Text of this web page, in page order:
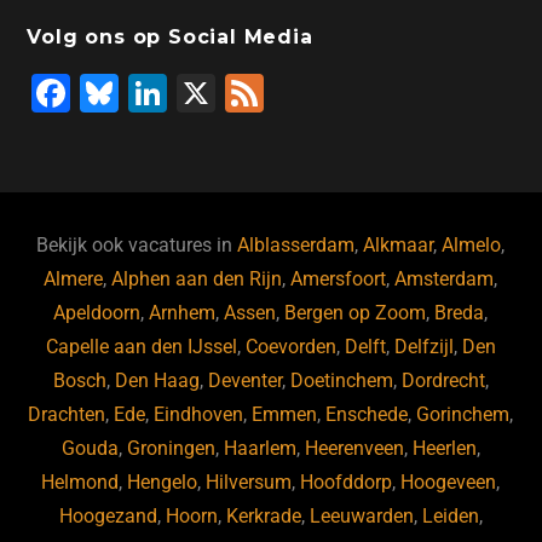
o
o
k
n
o
n
s
Volg ons op Social Media
F
b
o
o
k
Bl
ky
Li
dI
n
X
Bekijk ook vacatures inAlblasserdam,Alkmaar,Almelo,
Almere,Alphen aan den Rijn,Amersfoort,Amsterdam,
Apeldoorn,Arnhem,Assen, Bergen op Zoom, Breda,
Capelle aan den IJssel, Coevorden, Delft, Delfzijl, Den
Bosch, Den Haag, Deventer, Doetinchem, Dordrecht,
Drachten, Ede, Eindhoven, Emmen, Enschede, Gorinchem,
Gouda, Groningen, Haarlem, Heerenveen, Heerlen,
Helmond, Hengelo, Hilversum, Hoofddorp, Hoogeveen,
Hoogezand, Hoorn, Kerkrade, Leeuwarden, Leiden,